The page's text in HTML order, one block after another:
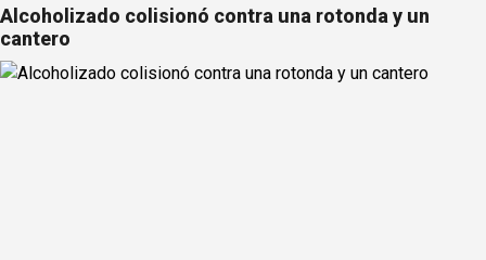
Alcoholizado colisionó contra una rotonda y un
cantero